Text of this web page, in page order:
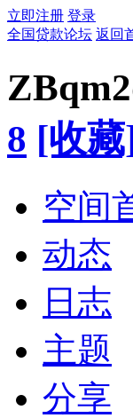
立即注册 登录
全国贷款论坛 返回
8 [收藏
空间
动态
日志
主题
分享